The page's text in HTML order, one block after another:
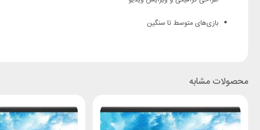
بازی‌های متوسط تا سنگین
محصولات مشابه